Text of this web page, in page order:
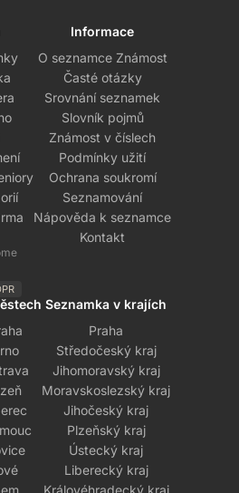
Informace
O seznamce Známost
Časté otázky
Srovnání seznamek
Slovník pojmů
Známost v číslech
Podmínky užití
Ochrana soukromí
Seznamování
Nápověda k seznamce
Kontakt
Seznamka v krajích
Praha
Středočeský kraj
Jihomoravský kraj
Moravskoslezský kraj
Jihočeský kraj
Plzeňský kraj
Ústecký kraj
Liberecký kraj
Královéhradecký kraj